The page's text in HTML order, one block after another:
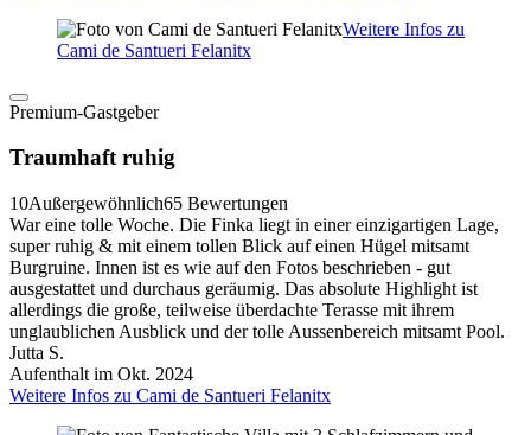
Weitere Infos zu
Cami de Santueri Felanitx
Premium-Gastgeber
Traumhaft ruhig
10Außergewöhnlich65 Bewertungen
War eine tolle Woche. Die Finka liegt in einer einzigartigen Lage,
super ruhig & mit einem tollen Blick auf einen Hügel mitsamt
Burgruine. Innen ist es wie auf den Fotos beschrieben - gut
ausgestattet und durchaus geräumig. Das absolute Highlight ist
allerdings die große, teilweise überdachte Terasse mit ihrem
unglaublichen Ausblick und der tolle Aussenbereich mitsamt Pool.
Jutta S.
Aufenthalt im Okt. 2024
Weitere Infos zu Cami de Santueri Felanitx